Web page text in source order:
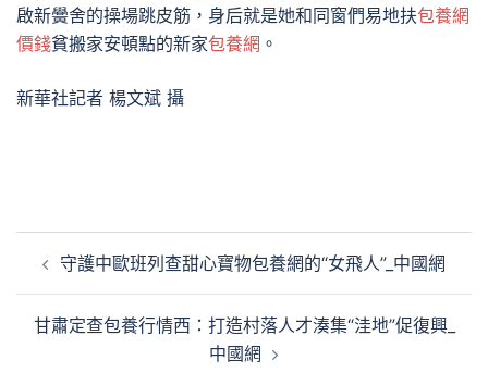
啟新黌舍的操場跳皮筋，身后就是她和同窗們易地扶包養網
價錢貧搬家安頓點的新家包養網 。
新華社記者 楊文斌 攝
覽
守護中歐班列查甜心寶物包養網的“女飛人”_中國網
甘肅定查包養行情西：打造村落人才湊集“洼地”促復興_
中國網